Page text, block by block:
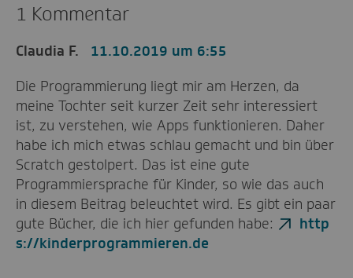
1 Kommentar
Claudia F.
11.10.2019 um 6:55
Die Programmierung liegt mir am Herzen, da
meine Tochter seit kurzer Zeit sehr interessiert
ist, zu verstehen, wie Apps funktionieren. Daher
habe ich mich etwas schlau gemacht und bin über
Scratch gestolpert. Das ist eine gute
Programmiersprache für Kinder, so wie das auch
in diesem Beitrag beleuchtet wird. Es gibt ein paar
gute Bücher, die ich hier gefunden habe:
http
s://kinderprogrammieren.de